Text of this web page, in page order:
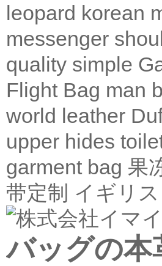
leopard korean
messenger
quality simple
Flight Bag man
world leather
upper hides
garment bag 果
带定制 イギリ
バッグの本